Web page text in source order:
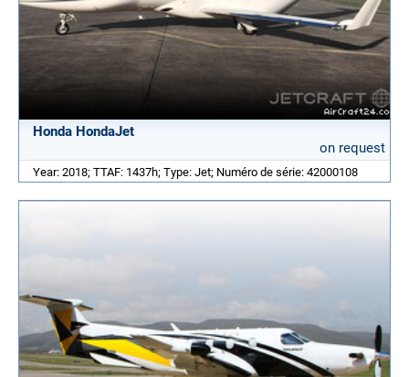
Honda HondaJet
on request
Year: 2018; TTAF: 1437h; Type: Jet; Numéro de série: 42000108